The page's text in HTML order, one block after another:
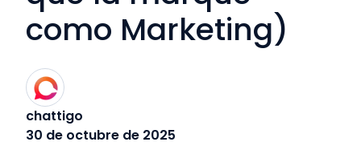
como Marketing)
chattigo
30 de octubre de 2025